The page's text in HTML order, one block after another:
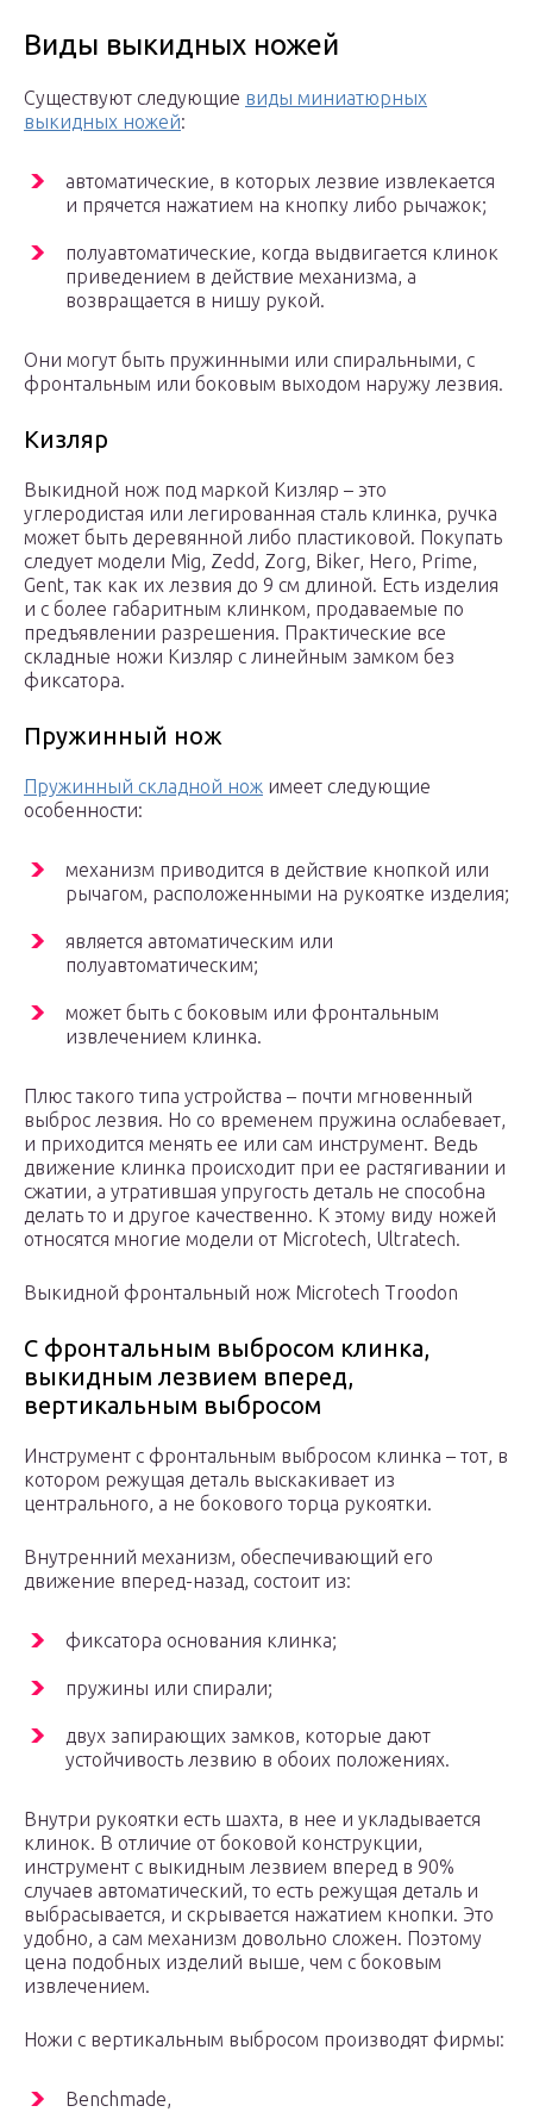
Виды выкидных ножей
Существуют следующие виды миниатюрных
выкидных ножей:
автоматические, в которых лезвие извлекается
и прячется нажатием на кнопку либо рычажок;
полуавтоматические, когда выдвигается клинок
приведением в действие механизма, а
возвращается в нишу рукой.
Они могут быть пружинными или спиральными, с
фронтальным или боковым выходом наружу лезвия.
Кизляр
Выкидной нож под маркой Кизляр – это
углеродистая или легированная сталь клинка, ручка
может быть деревянной либо пластиковой. Покупать
следует модели Mig, Zedd, Zorg, Biker, Hero, Prime,
Gent, так как их лезвия до 9 см длиной. Есть изделия
и с более габаритным клинком, продаваемые по
предъявлении разрешения. Практические все
складные ножи Кизляр с линейным замком без
фиксатора.
Пружинный нож
Пружинный складной нож имеет следующие
особенности:
механизм приводится в действие кнопкой или
рычагом, расположенными на рукоятке изделия;
является автоматическим или
полуавтоматическим;
может быть с боковым или фронтальным
извлечением клинка.
Плюс такого типа устройства – почти мгновенный
выброс лезвия. Но со временем пружина ослабевает,
и приходится менять ее или сам инструмент. Ведь
движение клинка происходит при ее растягивании и
сжатии, а утратившая упругость деталь не способна
делать то и другое качественно. К этому виду ножей
относятся многие модели от Microtech, Ultratech.
Выкидной фронтальный нож Microtech Troodon
С фронтальным выбросом клинка,
выкидным лезвием вперед,
вертикальным выбросом
Инструмент с фронтальным выбросом клинка – тот, в
котором режущая деталь выскакивает из
центрального, а не бокового торца рукоятки.
Внутренний механизм, обеспечивающий его
движение вперед-назад, состоит из:
фиксатора основания клинка;
пружины или спирали;
двух запирающих замков, которые дают
устойчивость лезвию в обоих положениях.
Внутри рукоятки есть шахта, в нее и укладывается
клинок. В отличие от боковой конструкции,
инструмент с выкидным лезвием вперед в 90%
случаев автоматический, то есть режущая деталь и
выбрасывается, и скрывается нажатием кнопки. Это
удобно, а сам механизм довольно сложен. Поэтому
цена подобных изделий выше, чем с боковым
извлечением.
Ножи с вертикальным выбросом производят фирмы:
Benchmade,